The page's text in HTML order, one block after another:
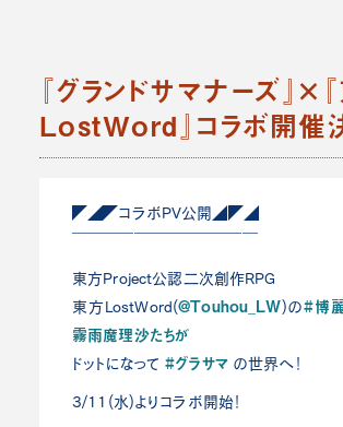
『グランドサマナーズ』×
LostWord』コラボ開催
◤◢◤コラボPV公開◢◤◢
東方Project公認二次創作RPG
東方LostWord(@Touhou_LW)の#博
霧雨魔理沙たちが
ドットになって#グラサマの世界へ！
3/11(水)よりコラボ開始！